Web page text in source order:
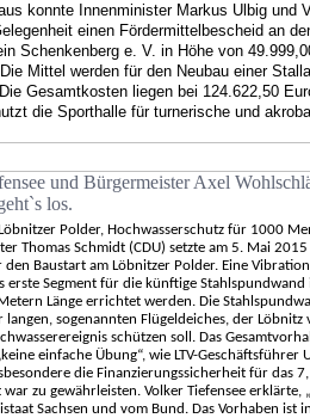
konnte Innenminister Markus Ulbig und
einen Fördermittelbescheid an
Schenkenberg e. V. in Höhe von
Mittel werden für den Neubau einer
Gesamtkosten liegen bei 124.622,50
die Sporthalle für turnerische und
und Bürgermeister Axel
los.
Polder, Hochwasserschutz für 1000
Thomas Schmidt (CDU) setzte am 5. Mai
Baustart am Löbnitzer Polder. Eine
erste Segment für die künftige Stahlspundwand
Länge errichtet werden. Die
langen, sogenannten Flügeldeiches, der Löbnitz
schützen soll. Das
einfache Übung“, wie LTV-Geschäftsführer
die Finanzierungssicherheit für das
zu gewährleisten. Volker Tiefensee erklärte,
Sachsen und vom Bund. Das Vorhaben ist